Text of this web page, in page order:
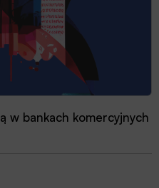
w bankach komercyjnych